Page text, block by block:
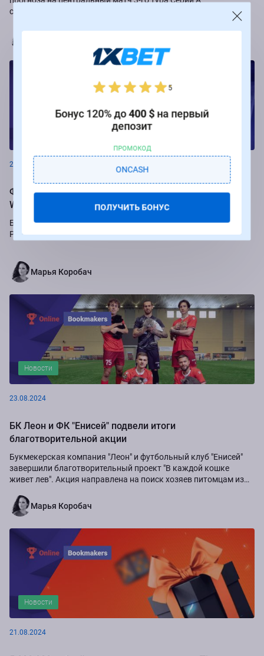
сезона-2024/25 “Интер” – “Аталанта”.
26.08.2024
Фрибеты до 250 000 рублей за ставки на РПЛ от БК
Winline
Букмекер Winline подарит бесплатные ставки за пари на игры
Российской Премьер-лиги.
Марья Коробач
Новости
23.08.2024
БК Леон и ФК "Енисей" подвели итоги
благотворительной акции
Букмекерская компания "Леон" и футбольный клуб "Енисей"
завершили благотворительный проект "В каждой кошке
живет лев". Акция направлена на поиск хозяев питомцам из
Марья Коробач
Новости
21.08.2024
5
Бонус 120% до400 $на первый
депозит
ПРОМОКОД
ONCASH
ПОЛУЧИТЬ БОНУС